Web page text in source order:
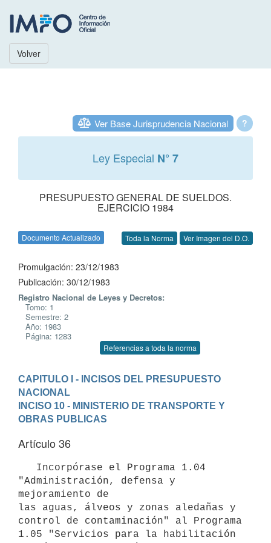
Volver
?
Ver Base Jurisprudencia Nacional
Ley Especial N° 7
PRESUPUESTO GENERAL DE SUELDOS.
EJERCICIO 1984
Documento Actualizado Toda la Norma Ver Imagen del D.O.
Promulgación: 23/12/1983
Publicación: 30/12/1983
Registro Nacional de Leyes y Decretos:
Tomo: 1
Semestre: 2
Año: 1983
Página: 1283
Referencias a toda la norma
CAPITULO I - INCISOS DEL PRESUPUESTO
NACIONAL
INCISO 10 - MINISTERIO DE TRANSPORTE Y
OBRAS PUBLICAS
Artículo 36
"Administración, defensa y
mejoramiento de
las aguas, álveos y zonas aledañas y
control de contaminación" al Programa
1.05 "Servicios para la habilitación